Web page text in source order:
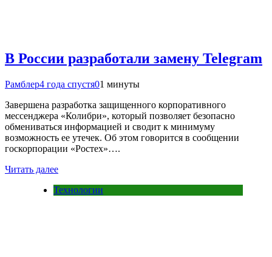
В России разработали замену Telegram
Рамблер4 года спустя01 минуты
Завершена разработка защищенного корпоративного
мессенджера «Колибри», который позволяет безопасно
обмениваться информацией и сводит к минимуму
возможность ее утечек. Об этом говорится в сообщении
госкорпорации «Ростех»….
Читать далее
Технологии